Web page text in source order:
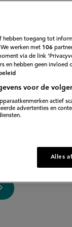
de kook en
vlees in
toegang tot
werken met 106
via de link
en hebben geen
voor de
actief
advertenties en
Alles